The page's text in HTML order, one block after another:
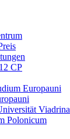
CP
Europauni
Viadrina
Polonicum